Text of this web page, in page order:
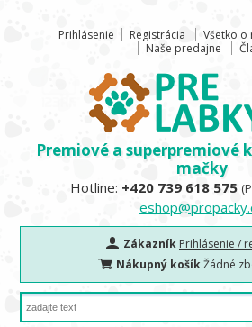
Prihlásenie Registrácia Všetko o
Naše predajne
Premiové a superpremiové
mačky
Hotline: +420 739 618 575
Zákazník Prihlásenie /
Nákupný košíkŽádné